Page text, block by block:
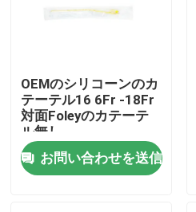
ホーム
OEMのシリコーンのカ
テーテル16 6Fr -18Fr
対面Foleyのカテーテ
ル無し
お問い合わせを送信